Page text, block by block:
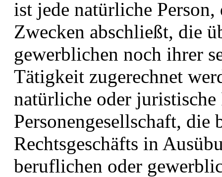
ist jede natürliche
Zwecken abschließt, die
gewerblichen noch ihrer
Tätigkeit zugerechnet
natürliche oder juristische
Personengesellschaft, die
Rechtsgeschäfts in
beruflichen oder